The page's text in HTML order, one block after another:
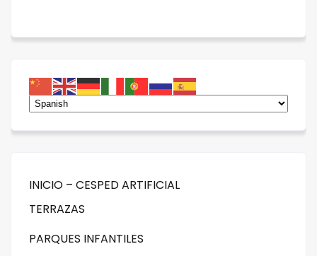
INICIO – CESPED ARTIFICIAL
TERRAZAS
PARQUES INFANTILES